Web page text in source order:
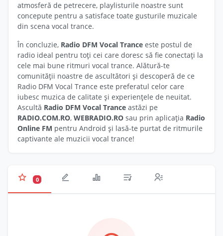
atmosferă de petrecere, playlisturile noastre sunt
concepute pentru a satisface toate gusturile muzicale
din scena vocal trance.
În concluzie, Radio DFM Vocal Trance este postul de
radio ideal pentru toți cei care doresc să fie conectați la
cele mai bune ritmuri vocal trance. Alătură-te
comunității noastre de ascultători și descoperă de ce
Radio DFM Vocal Trance este preferatul celor care
iubesc muzica de calitate și experiențele de neuitat.
Ascultă Radio DFM Vocal Trance astăzi pe
RADIO.COM.RO, WEBRADIO.RO sau prin aplicația Radio
Online FM pentru Android și lasă-te purtat de ritmurile
captivante ale muzicii vocal trance!
0